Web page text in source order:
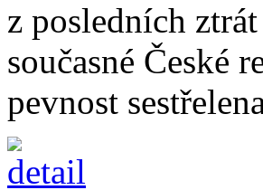
z posledních
současné České
pevnost